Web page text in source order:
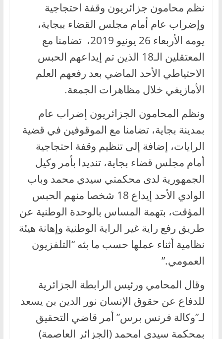
نظم محامون جزائريون وقفة احتجاجية
وإضراب عام أمام مجلس القضاء ببجاية،
يومه الأربعاء 26 يونيو 2019، تضامنا مع
المعتقلين الـ18 الذين تم إيداعهم الحبس
الاحتياطي الأحد الماضي بعد رفعهم العلم
الأمازيغي خلال مظاهرات الجمعة.
ونظم المحامون الجزائريون إضراب عام
بمدينة بجاية، تضامنا مع الموقوفين في قضية
الرايات، إضافة إلى تنظيم وقفة احتجاجية
أمام مجلس قضاء بجاية، تنديدا بأمر وكيل
الجمهورية لدى محكمتي سيدي محمد وباب
الوادي الأحد إيداع 18 شخصا منهم الحبس
المؤقت، بتهمة المساس بالوحدة الوطنية عن
طريق رفع راية غير الراية الوطنية وإهانة هيئة
نظامية أثناء عملها حسب ما بثه “التلفزيون
العمومي.”
وقال المحامي ورئيس الرابطة الجزائرية
للدفاع عن حقوق الإنسان نور الدين بن يسعد
لـ”وكالة فرنس برس” أمر قاضي التحقيق
بمحكمة سيدي امحمد (الجزائر العاصمة)